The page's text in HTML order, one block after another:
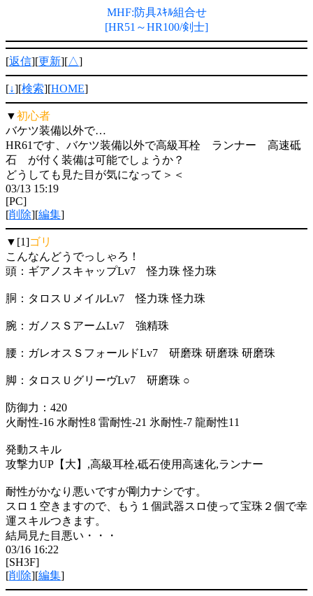
MHF:防具ｽｷﾙ組合せ
[HR51～HR100/剣士]
[返信][更新][△]
[↓][検索][HOME]
▼初心者
バケツ装備以外で…
HR61です、バケツ装備以外で高級耳栓 ランナー 高速砥
石 が付く装備は可能でしょうか？
どうしても見た目が気になって＞＜
03/13 15:19
[PC]
[削除][編集]
▼[1]ゴリ
こんなんどうでっしゃろ！
頭：ギアノスキャップLv7 怪力珠 怪力珠
胴：タロスＵメイルLv7 怪力珠 怪力珠
腕：ガノスＳアームLv7 強精珠
腰：ガレオスＳフォールドLv7 研磨珠 研磨珠 研磨珠
脚：タロスＵグリーヴLv7 研磨珠 ○
防御力：420
火耐性-16 水耐性8 雷耐性-21 氷耐性-7 龍耐性11
発動スキル
攻撃力UP【大】,高級耳栓,砥石使用高速化,ランナー
耐性がかなり悪いですが剛力ナシです。
スロ１空きますので、もう１個武器スロ使って宝珠２個で幸
運スキルつきます。
結局見た目悪い・・・
03/16 16:22
[SH3F]
[削除][編集]